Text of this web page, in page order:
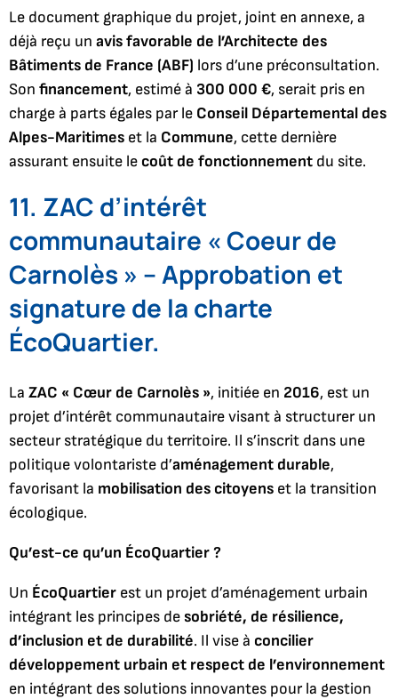
Le document graphique du projet, joint en annexe, a
déjà reçu un avis favorable de l’Architecte des
Bâtiments de France (ABF) lors d’une préconsultation.
Son financement, estimé à 300 000 €, serait pris en
charge à parts égales par le Conseil Départemental des
Alpes-Maritimes et la Commune, cette dernière
assurant ensuite le coût de fonctionnement du site.
11. ZAC d’intérêt
communautaire « Coeur de
Carnolès » – Approbation et
signature de la charte
ÉcoQuartier.
La ZAC « Cœur de Carnolès », initiée en 2016, est un
projet d’intérêt communautaire visant à structurer un
secteur stratégique du territoire. Il s’inscrit dans une
politique volontariste d’aménagement durable,
favorisant la mobilisation des citoyens et la transition
écologique.
Qu’est-ce qu’un ÉcoQuartier ?
Un ÉcoQuartier est un projet d’aménagement urbain
intégrant les principes desobriété, de résilience,
d’inclusion et de durabilité. Il vise à concilier
développement urbain et respect de l’environnement
en intégrant des solutions innovantes pour la gestion